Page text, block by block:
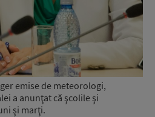
emise de meteorologi,
a anunţat că şcolile şi
şi marţi.